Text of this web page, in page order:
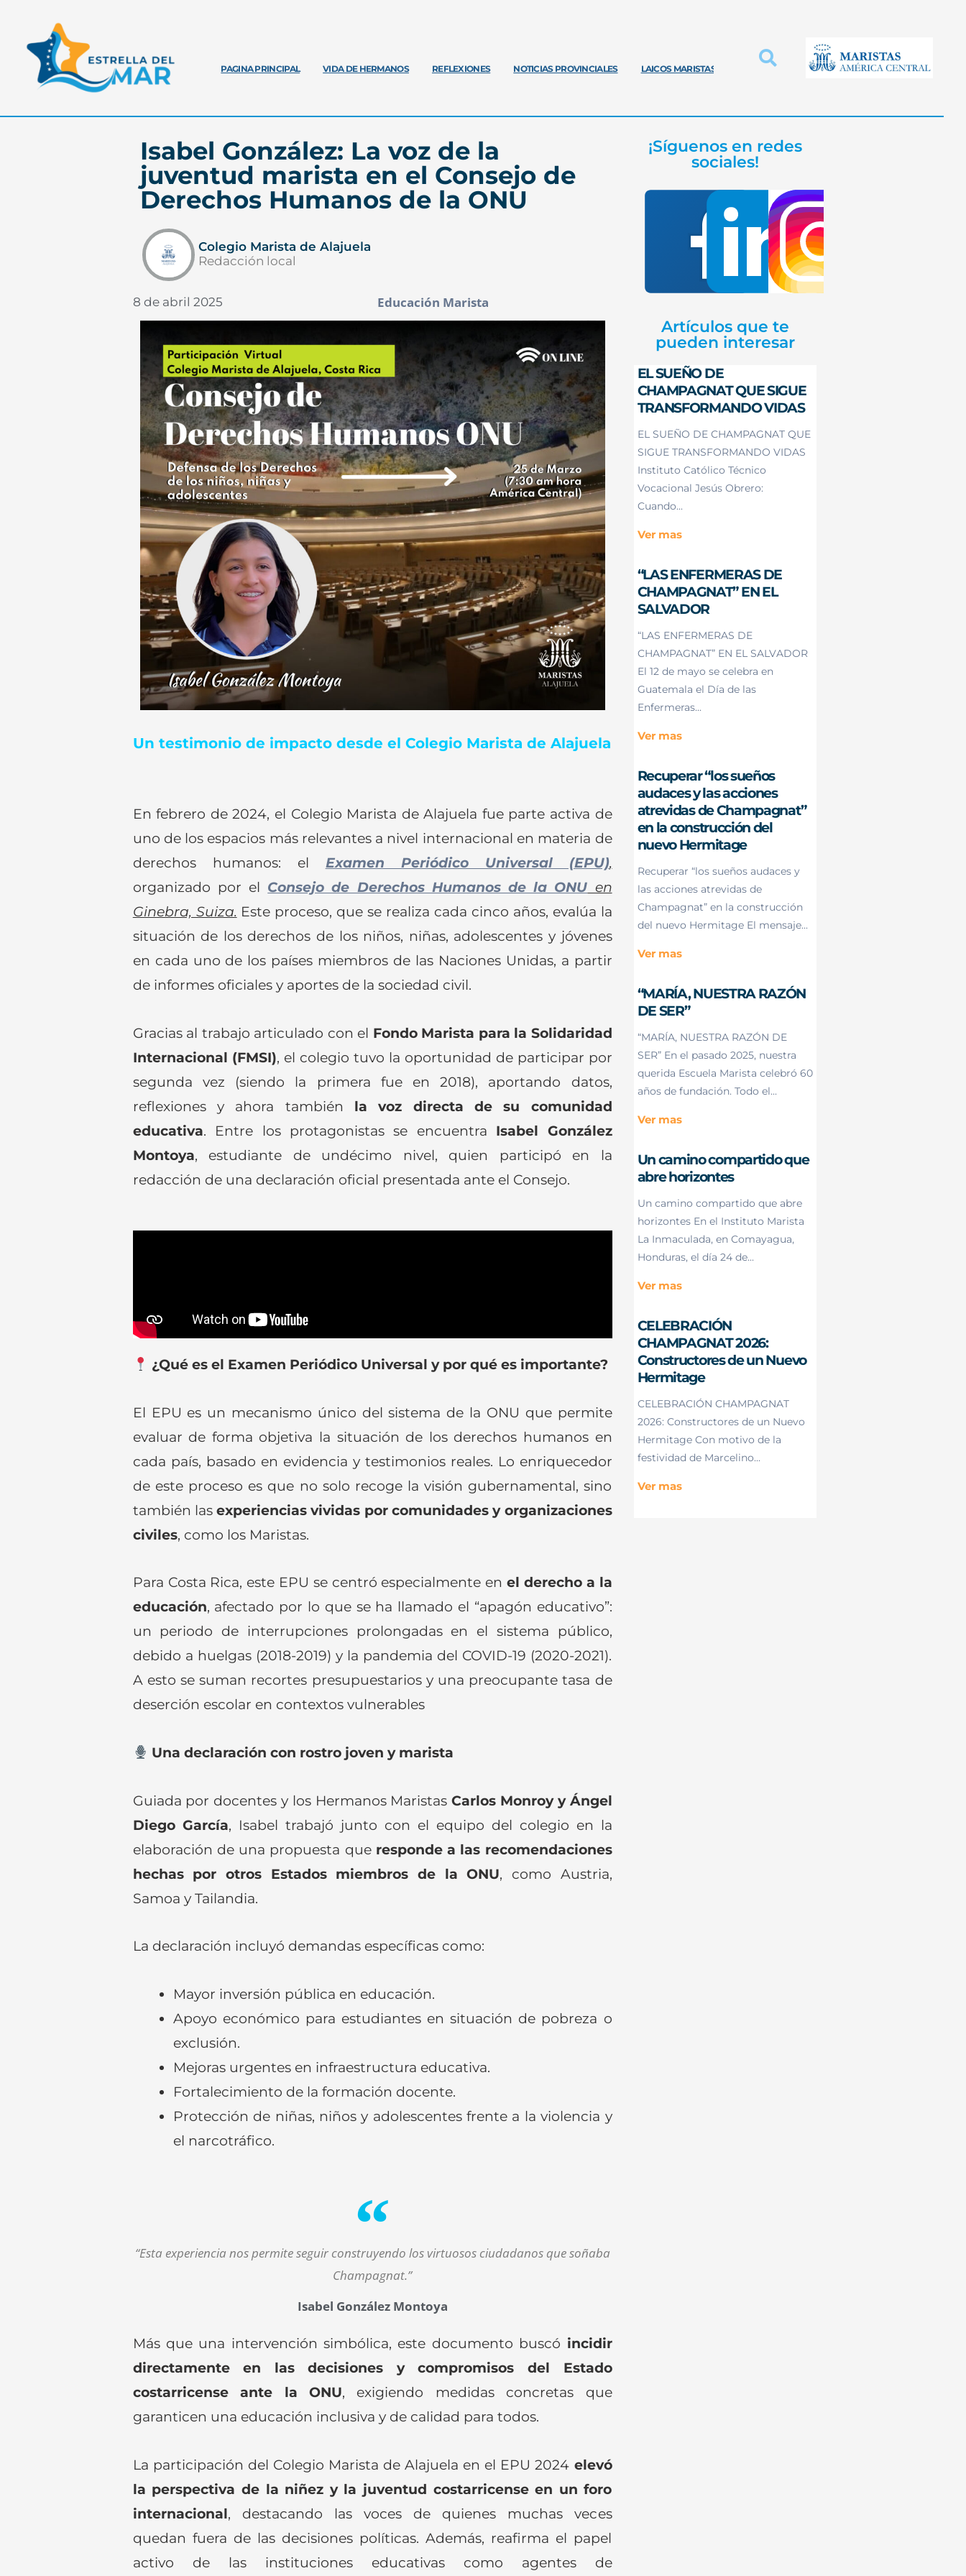
PAGINA PRINCIPAL VIDA DE HERMANOS REFLEXIONES NOTICIAS PROVINCIALES LAICOS MARISTAS INNOVACIÓN PROVINCIAL EDUCACIÓN MARISTA
Isabel González: La voz de la
juventud marista en el Consejo de
Derechos Humanos de la ONU
Colegio Marista de Alajuela
Redacción local
8 de abril 2025 Educación Marista
Un testimonio de impacto desde el Colegio Marista de Alajuela
En febrero de 2024, el Colegio Marista de Alajuela fue parte activa de
uno de los espacios más relevantes a nivel internacional en materia de
derechos humanos: el Examen Periódico Universal (EPU),
organizado por el Consejo de Derechos Humanos de la ONU en
Ginebra, Suiza. Este proceso, que se realiza cada cinco años, evalúa la
situación de los derechos de los niños, niñas, adolescentes y jóvenes
en cada uno de los países miembros de las Naciones Unidas, a partir
de informes oficiales y aportes de la sociedad civil.
Gracias al trabajo articulado con el Fondo Marista para la Solidaridad
Internacional (FMSI), el colegio tuvo la oportunidad de participar por
segunda vez (siendo la primera fue en 2018), aportando datos,
reflexiones y ahora también la voz directa de su comunidad
educativa. Entre los protagonistas se encuentra Isabel González
Montoya, estudiante de undécimo nivel, quien participó en la
redacción de una declaración oficial presentada ante el Consejo.
¿Qué es el Examen Periódico Universal y por qué es importante?
El EPU es un mecanismo único del sistema de la ONU que permite
evaluar de forma objetiva la situación de los derechos humanos en
cada país, basado en evidencia y testimonios reales. Lo enriquecedor
de este proceso es que no solo recoge la visión gubernamental, sino
también lasexperiencias vividas por comunidades y organizaciones
civiles, como los Maristas.
Para Costa Rica, este EPU se centró especialmente enel derecho a la
educación, afectado por lo que se ha llamado el “apagón educativo”:
un periodo de interrupciones prolongadas en el sistema público,
debido a huelgas (2018-2019) y la pandemia del COVID-19 (2020-2021).
A esto se suman recortes presupuestarios y una preocupante tasa de
deserción escolar en contextos vulnerables
Una declaración con rostro joven y marista
Guiada por docentes y los Hermanos MaristasCarlos Monroy y Ángel
DiegoGarcía, Isabel trabajó junto con el equipo del colegio en la
elaboración de una propuesta que responde a las recomendaciones
hechas por otros Estados miembros de la ONU, como Austria,
Samoa y Tailandia.
La declaración incluyó demandas específicas como:
Mayor inversión pública en educación.
Apoyo económico para estudiantes en situación de pobreza o
exclusión.
Mejoras urgentes en infraestructura educativa.
Fortalecimiento de la formación docente.
Protección de niñas, niños y adolescentes frente a la violencia y
el narcotráfico.
“Esta experiencia nos permite seguir construyendo los virtuosos ciudadanos que soñaba
Champagnat.”
Isabel González Montoya
Más que una intervención simbólica, este documento buscó incidir
directamente en las decisiones y compromisos del Estado
costarricense ante la ONU, exigiendo medidas concretas que
garanticen una educación inclusiva y de calidad para todos.
La participación del Colegio Marista de Alajuela en el EPU 2024 elevó
la perspectiva de la niñez y la juventud costarricense en un foro
internacional, destacando las voces de quienes muchas veces
quedan fuera de las decisiones políticas. Además, reafirma el papel
activo de las instituciones educativas como agentes de
¡Síguenos en redes
sociales!
Artículos que te
pueden interesar
EL SUEÑO DE
CHAMPAGNAT QUE SIGUE
TRANSFORMANDO VIDAS
EL SUEÑO DE CHAMPAGNAT QUE
SIGUE TRANSFORMANDO VIDAS
Instituto Católico Técnico
Vocacional Jesús Obrero:
Cuando...
Ver mas
“LAS ENFERMERAS DE
CHAMPAGNAT” EN EL
SALVADOR
“LAS ENFERMERAS DE
CHAMPAGNAT” EN EL SALVADOR
El 12 de mayo se celebra en
Guatemala el Día de las
Enfermeras...
Ver mas
Recuperar “los sueños
audaces y las acciones
atrevidas de Champagnat”
en la construcción del
nuevo Hermitage
Recuperar “los sueños audaces y
las acciones atrevidas de
Champagnat” en la construcción
del nuevo Hermitage El mensaje...
Ver mas
“MARÍA, NUESTRA RAZÓN
DE SER”
“MARÍA, NUESTRA RAZÓN DE
SER” En el pasado 2025, nuestra
querida Escuela Marista celebró 60
años de fundación. Todo el...
Ver mas
Un camino compartido que
abre horizontes
Un camino compartido que abre
horizontes En el Instituto Marista
La Inmaculada, en Comayagua,
Honduras, el día 24 de...
Ver mas
CELEBRACIÓN
CHAMPAGNAT 2026:
Constructores de un Nuevo
Hermitage
CELEBRACIÓN CHAMPAGNAT
2026: Constructores de un Nuevo
Hermitage Con motivo de la
festividad de Marcelino...
Ver mas